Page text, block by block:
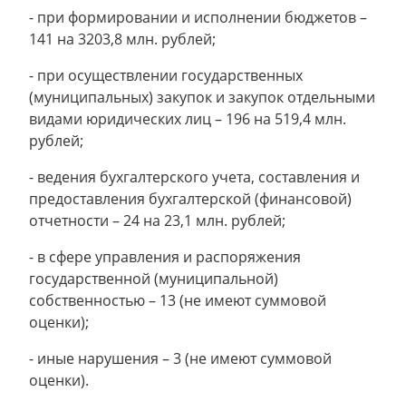
- при формировании и исполнении бюджетов –
141 на 3203,8 млн. рублей;
- при осуществлении государственных
(муниципальных) закупок и закупок отдельными
видами юридических лиц – 196 на 519,4 млн.
рублей;
- ведения бухгалтерского учета, составления и
предоставления бухгалтерской (финансовой)
отчетности – 24 на 23,1 млн. рублей;
- в сфере управления и распоряжения
государственной (муниципальной)
собственностью – 13 (не имеют суммовой
оценки);
- иные нарушения – 3 (не имеют суммовой
оценки).